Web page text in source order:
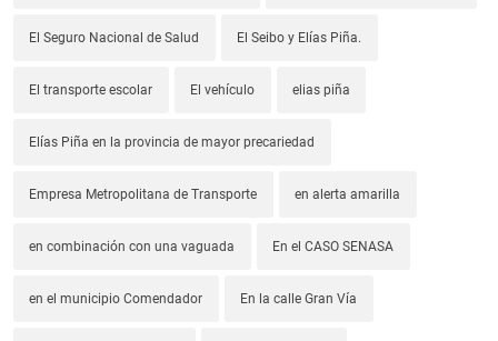
El Seguro Nacional de Salud El Seibo y Elías Piña.
El transporte escolar El vehículo elias piña
Elías Piña en la provincia de mayor precariedad
Empresa Metropolitana de Transporte en alerta amarilla
en combinación con una vaguada En el CASO SENASA
en el municipio Comendador En la calle Gran Vía